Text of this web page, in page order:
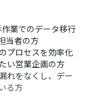
業でのデータ移行
当者の方
プロセスを効率化
い営業企画の方
れをなくし、デー
る方